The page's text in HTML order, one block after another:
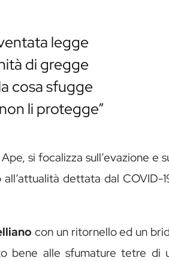
legge
di gregge
cosa sfugge
li protegge”
si focalizza sull’evazione e
dettata dal COVID-
con un ritornello ed un
bene alle sfumature tetre di